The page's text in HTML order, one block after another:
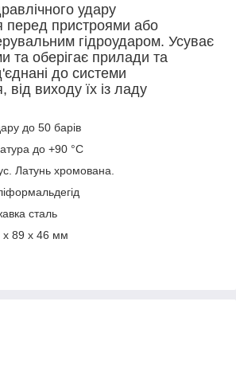
удару
перед пристроями або
гідроударом. Усуває
та оберігає прилади та
до системи
від виходу їх із ладу
до 50 барів
до +90 °C
Латунь хромована.
сталь
x 89 x 46 мм